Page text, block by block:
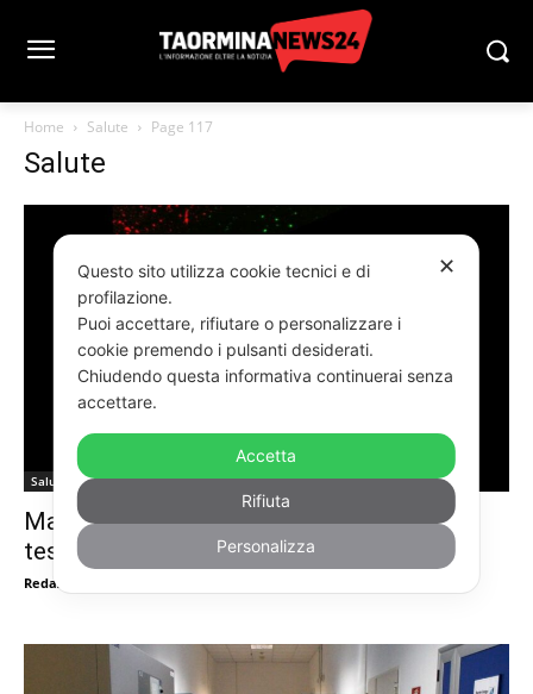
Home Salute Page 117
Salute
Salute
Malattie neuronali: come scoprirle con i
tessuti in 3D
RedazioneTn24
✕
Questo sito utilizza cookie tecnici e di
profilazione.
Puoi accettare, rifiutare o personalizzare i
cookie premendo i pulsanti desiderati.
Chiudendo questa informativa continuerai senza
accettare.
Accetta
Rifiuta
Personalizza